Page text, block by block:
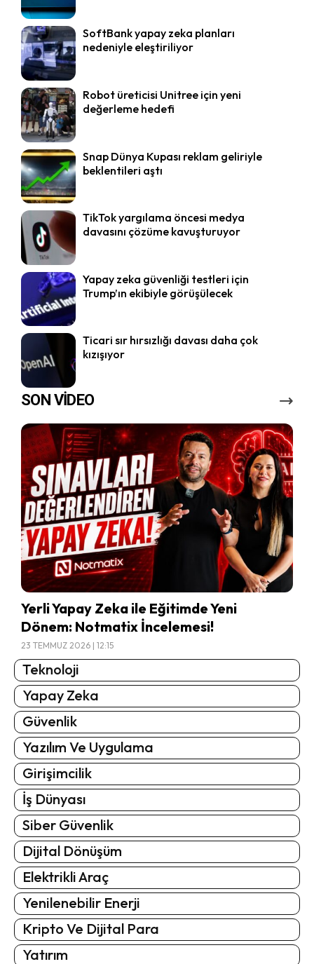
SoftBank yapay zeka planları
nedeniyle eleştiriliyor
Robot üreticisi Unitree için yeni
değerleme hedefi
Snap Dünya Kupası reklam geliriyle
beklentileri aştı
TikTok yargılama öncesi medya
davasını çözüme kavuşturuyor
Yapay zeka güvenliği testleri için
Trump’ın ekibiyle görüşülecek
Ticari sır hırsızlığı davası daha çok
kızışıyor
SON VİDEO
Yerli Yapay Zeka ile Eğitimde Yeni
Dönem: Notmatix İncelemesi!
23 TEMMUZ 2026 | 12:15
Teknoloji
Yapay Zeka
Güvenlik
Yazılım Ve Uygulama
Girişimcilik
İş Dünyası
Siber Güvenlik
Dijital Dönüşüm
Elektrikli Araç
Yenilenebilir Enerji
Kripto Ve Dijital Para
Yatırım